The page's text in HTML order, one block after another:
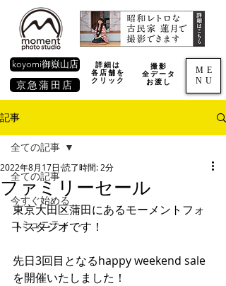
京急蒲田店
koyomi御嶽山店
撮影
全データ
お渡し
ME
NU
詳細は
各店舗を
​クリック
記事
全ての記事
今すぐ始める
コミュニティ
全ての記事
ファミリーセール
2022年8月17日 読了時間: 2分
東京大田区蒲田にあるモーメントフォ
トスタジオです！
先日3回目となるhappy weekend sale
を開催いたしました！